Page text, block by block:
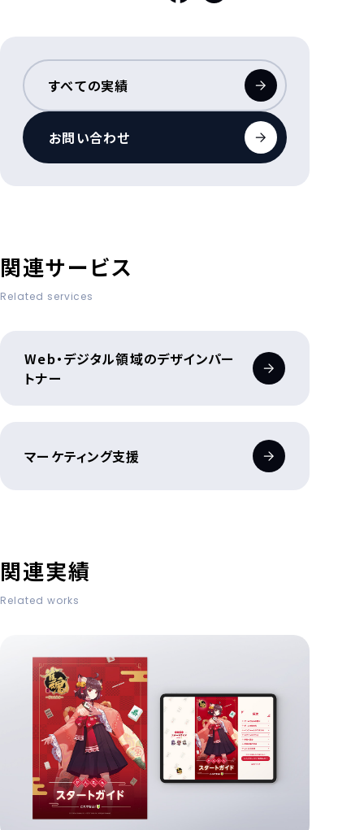
すべての実績
お問い合わせ
関連サービス
Related services
Web・デジタル領域のデザインパー
トナー
マーケティング支援
関連実績
Related works